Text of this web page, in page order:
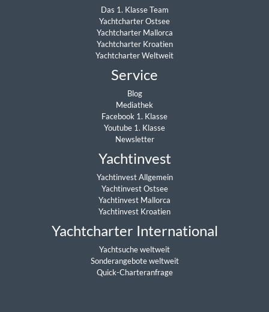
Das 1. Klasse Team
Yachtcharter Ostsee
Yachtcharter Mallorca
Yachtcharter Kroatien
Yachtcharter Weltweit
Service
Blog
Mediathek
Facebook 1. Klasse
Youtube 1. Klasse
Newsletter
Yachtinvest
Yachtinvest Allgemein
Yachtinvest Ostsee
Yachtinvest Mallorca
Yachtinvest Kroatien
Yachtcharter International
Yachtsuche weltweit
Sonderangebote weltweit
Quick-Charteranfrage